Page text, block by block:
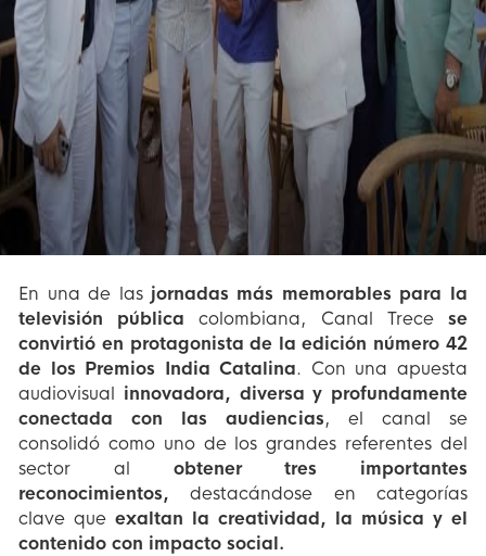
En una de lasjornadas más memorables para la
televisión pública colombiana, Canal Trece se
convirtió en protagonista de la edición número 42
de los Premios India Catalina. Con una apuesta
audiovisual innovadora, diversa y profundamente
conectada con las audiencias, el canal se
consolidó como uno de los grandes referentes del
sector al obtener tres importantes
reconocimientos, destacándose en categorías
clave queexaltan la creatividad, la música y el
contenido con impacto social.